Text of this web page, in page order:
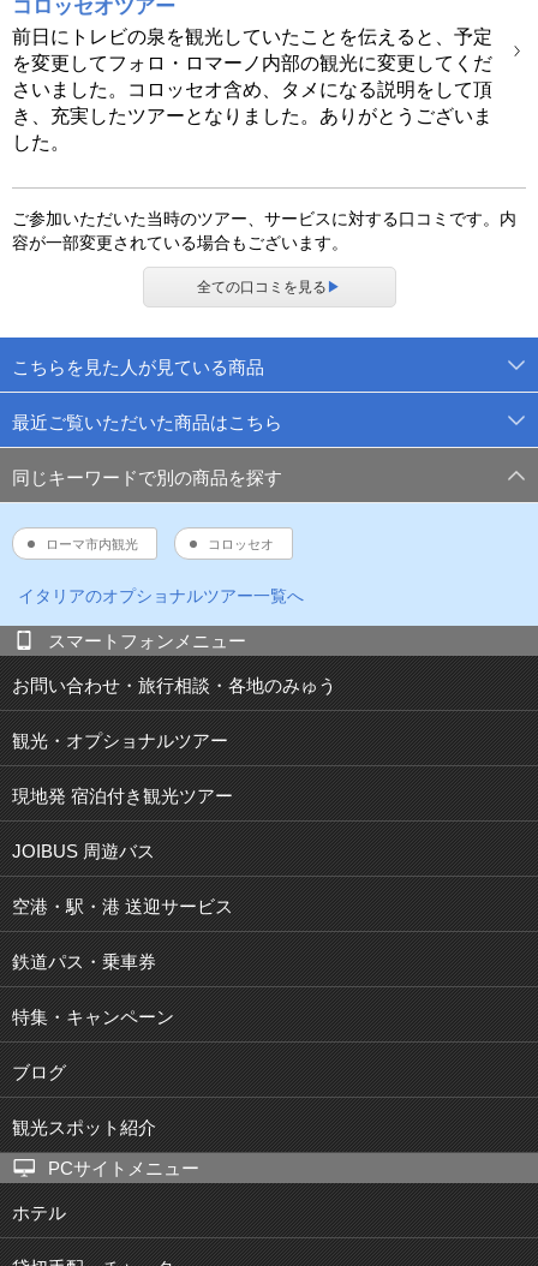
コロッセオツアー
前日にトレビの泉を観光していたことを伝えると、予定
を変更してフォロ・ロマーノ内部の観光に変更してくだ
さいました。コロッセオ含め、タメになる説明をして頂
き、充実したツアーとなりました。ありがとうございま
した。
ご参加いただいた当時のツアー、サービスに対する口コミです。内
容が一部変更されている場合もございます。
全ての口コミを見る ▶
こちらを見た人が見ている商品
最近ご覧いただいた商品はこちら
同じキーワードで別の商品を探す
ローマ市内観光 コロッセオ
イタリアのオプショナルツアー一覧へ
スマートフォンメニュー
お問い合わせ・旅行相談・各地のみゅう
観光・オプショナルツアー
現地発 宿泊付き観光ツアー
JOIBUS 周遊バス
空港・駅・港 送迎サービス
鉄道パス・乗車券
特集・キャンペーン
ブログ
観光スポット紹介
PCサイトメニュー
ホテル